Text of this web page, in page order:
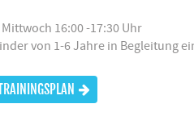
Mittwoch 16:00 -17:30 Uhr
von 1-6 Jahre in Begleitung